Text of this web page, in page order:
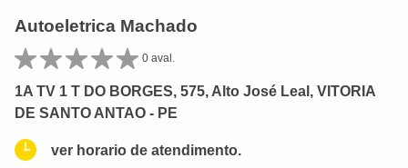
Autoeletrica Machado
0 aval.
1A TV 1 T DO BORGES, 575, Alto José Leal, VITORIA
DE SANTO ANTAO - PE
ver horario de atendimento.